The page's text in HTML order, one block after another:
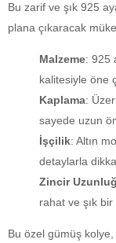
Bu zarif ve şık 925
plana çıkaracak
Malzeme: 925
kalitesiyle öne
Kaplama:
sayede uzun
İşçilik: Altın
detaylarla
Zincir
rahat ve şık bir
Bu özel gümüş